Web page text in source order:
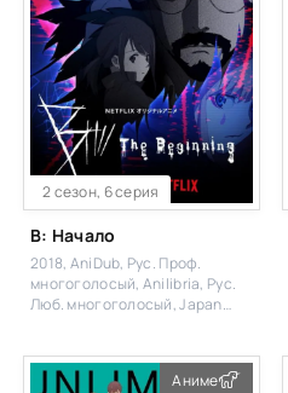
2 сезон, 6 серия
B: Начало
2018, AniDub, Рус. Проф.
многоголосый, Anilibria, Рус.
Люб. многоголосый, Japan
Аниме